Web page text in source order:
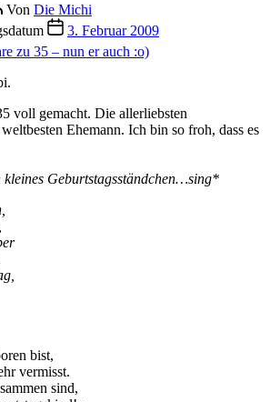
Von Die Michi
3. Februar 2009
zu 35 – nun er auch :o)
voll gemacht. Die allerliebsten
Ehemann. Ich bin so froh, dass es
Geburtstagsständchen…sing*
bist,
vermisst.
sind,